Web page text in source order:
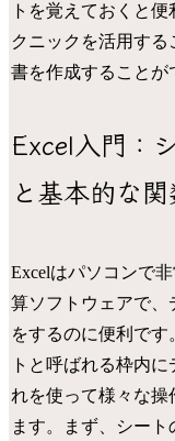
トを覚えておくと
クニックを活用す
書を作成することが
Excel入門：
と基本的な
Excelはパソコンで
算ソフトウェアで
をするのに便利です
トと呼ばれる枠内
れを使って様々な操
ます。まず、シー